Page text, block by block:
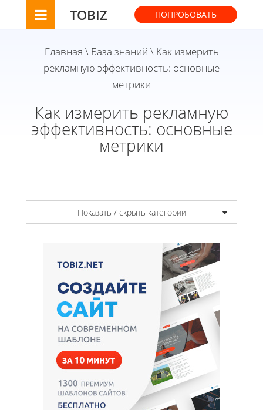
TOBIZ ПОПРОБОВАТЬ
Главная \ База знаний \ Как измерить
рекламную эффективность: основные
метрики
Как измерить рекламную
эффективность: основные
метрики
Показать / скрыть категории